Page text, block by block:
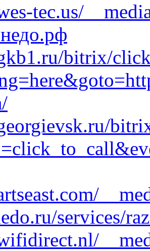
tec.us/
bitrix/
services/